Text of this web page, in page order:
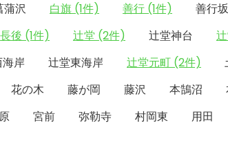
蒲沢 白旗 (1件) 善行 (1件) 善行坂
長後 (1件) 辻堂 (2件) 辻堂神台
岸 辻堂東海岸 辻堂元町 (2件)
花の木 藤が岡 藤沢 本鵠沼
宮前 弥勒寺 村岡東 用田